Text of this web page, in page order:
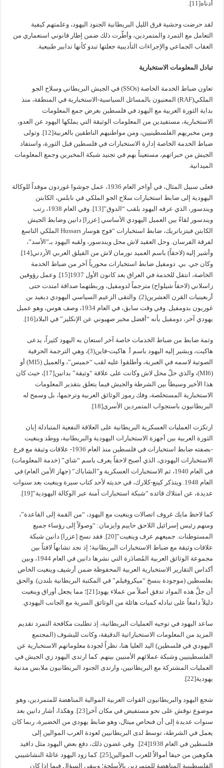
أدناه[11].
لقد حرضت وحشية فرق الليل البريطانية الجنود اليهود، وعلمتهم كيفية
التعامل مع التمرد والمتمردين، وأطّرت ذلك ضمن إطار قانوني استعماري من
العقاب الجماعي والإجراءات التأديبية جعلتها تبدو كأنها تدابير طبيعية.
تبادل المعلومات الاستخبارية
تعاون ضباط الخدمة الخاصة (SSOs) في الجيش البريطاني وسلاح الجو
الملكي(RAF) المعنيون بالمسائل السياسية-الاستخبارية في المنطقة، منذ
بداية الثورة العربية مع اليهود في فلسطين بغرض جمع المعلومات
الاستخبارية، مستفيدين من المعلومات الوثيقة التي يملكها اليهود عن العدو،
ومن مخبريهم الفلسطينيين، ومن مواطنيهم الناطقين بالعربية[12]. وتولى
ضباط الخدمة الخاصة إدارة الاستخبارات في فلسطين قبل الثورة، واستفاد
الجيش من خبراتهم، مستعيناً بهم في تجنيد شبكة المخبرين وجمع المعلومات
الميدانية.
فعلى سبيل المثال، في أواخر العام 1936، عمل جوشوا غوردون موفداً للوكالة
اليهودية إلى ضابط استخبارات سلاح الجو الملكي في نابلس، الكابتن
ويندسور، الذي عرفه اليهود بلقب “الدوق”[13]. وفي العام 1938، رتب
ويندسور لقاءً بين العميل اليهودي الأساسي [عزرا] دانين وضابط الجيش
الكابتن فيتزباتريك، ضابط استخبارات “فوج هوسار Hussars الملكي التاسع
لفرقة الفرسان. وحل العقيد لاش محل ويندسور، ولقبه اليهود بـ”الأسد”،
وأشير إليه (لاحقاً) باسم العميد نورمان لاش من الفيلق العربي الأردني[14].
وكان جي. بي. دومفيل ضابط استخبارات محورياً آخر من ضباط الخدمة
الخاصة، انتقل للخدمة في العراق بعد كانون الأول 1937[15]. وعمل رؤوفين
زاسلاني (لاحقاً شيلواح) مترجماً لدومفيل، وربطتهما صداقة امتدت حتى
أربعينيات القرن العشرين(2). والتقى الزعيم السياسي اليهودي ديفيد بن
غوريون بدومفيل. وفي وقت سابق، في العام 1934، وصف هوس، وهو عميل
يهودي آخر، دومفيل بأنه “أفضل مخبر صهيوني عن الإنكليز” في البلاد[16].
وثمة ضابط من ضباط الخدمات خاصة آخر استعان به اليهود كثيراً، يدعى
هاكيت، ويشير إليه اليهود باسم أ. هاكيت-فاين(3)، وهي الترجمة الحرفية
الصوتية لاسمه في العبرية، وأطلقوا عليه لقب “خميس”، والعميل (MI5) أو
(MI6)، والذي حلّ محل لاش وكانت على علاقة “وثيقة” بدانين[17]، حيث كان
هذا الأخير وسيطاً بين الشرطة والجيش فيما يتعلق بتقدير المعلومات
الاستخبارية المستخلصة، وفك رموز الوثائق العربية وترجمها، بل وسمح له
البريطانيون باستجواب المتمردين الأسرى[18].
ارتكزت العمليات العسكرية البريطانية على العلاقة النفعية المتبادلة إبان
الثورة العربية بين أجهزة الاستخبارات اليهودية والبريطانية، ووطد وينغيت
-بصفته ضابط استخبارات في فلسطين منذ العام 1936- علاقات وثيقة مع فرع
الاستخبارات اليهودي، الذي أصبح لاحقاً يعرف باسم “شاي” (خدمة المعلومات)
في العام 1940، ثم الاستخبارات العسكرية و”الشاباك” (جهاز الأمن العام) في
العام 1948. ويتذكر كينع-كلارك، في حديثه لأحد كتاب سيرة وينغيت بعد سنوات
عديدة، عن امتلاك قائده “شبكة استخبارات آمنة عبر الوكالة اليهودية”[19].
كما لاحظ مايك غروف اتصالات وينغيت مع اليهود، “من القمة إلى القاعدة”،
ومنهم رئيس إسرائيل اللاحق حاييم وايزمان: “وصولاً إلى رؤساء جميع
المستوطنات. جميعهم عرف وينغيت”[20]. فقد نسج [عزرا] دانين شبكة
علاقات وثيقة مع ضباط الاستخبارات البريطانية؛ إذ نجد تشابهاً لافتاً بين
مجموعة الوثائق العربية المُصادَرة التي نشرها دانين في العام 1944، وبين
أكداس التقارير الاستخبارية العربية المحفوظة ضمن أرشيف وينغيت الخاص
بفلسطين (موجودة بنسخ “ميكروفيلم” في المكتبة البريطانية بلندن). والحق
أن جلَّ هذه المواد تدفق أصلاً من عملاء يهود[21]؛ مما يجعل أوراق وينغيت
دليلاً دامغاً على تبادله كميات هائلة من الوثائق السرية مع الجانب اليهودي.
ساعد اليهود في توجيه العمليات البريطانية، إذ تطلبت مكافحة التمرد تقديم
المزيد من المعلومات الاستخباراتية الدقيقة، وكانت لليشوف (المجتمع
اليهودي في فلسطين) اليد العليا هنا، نظراً لجودة معلوماتهم الاستخبارية عن
الفلسطينيين وشبكة عملائهم الأمنيين بينهم. كما ارتدى اليهود زي الجيش في
العمليات المشتركة مع البريطانيين، وارتدى الجنود البريطانيون ملابس مدنية
يهودية[22].
شجع اليهود والبريطانيون القوات العربية الموالية المناهضة للمتمردين، وهو
موضوع نوقش على نحو مستفيض في مكان آخر[23]. وهكذا، أشار دانين بعد
سنوات عديدة إلى أن فنحاص ميتال، وهو ضابط يهودي من الخضيرة، ربما كان
يعمل في الشرطة، توسط لدى البريطانيين لعودة العرب الموالين إلى
فلسطين في العام 1938[24]. وفي غضون ذلك، دفع بعض اليهود مثل دافيد
هكوهين من حيفا أموالاً للعرب الموالين[25]. كما زود اليهود عائلة النشاشيبي
الفلسطينية المناهضة للمتمردين بالأسلحة؛ ويبقى السؤال فيما إذا كان